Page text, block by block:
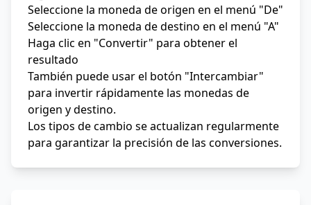
Seleccione la moneda de origen en el menú "De"
Seleccione la moneda de destino en el menú "A"
Haga clic en "Convertir" para obtener el
resultado
También puede usar el botón "Intercambiar"
para invertir rápidamente las monedas de
origen y destino.
Los tipos de cambio se actualizan regularmente
para garantizar la precisión de las conversiones.